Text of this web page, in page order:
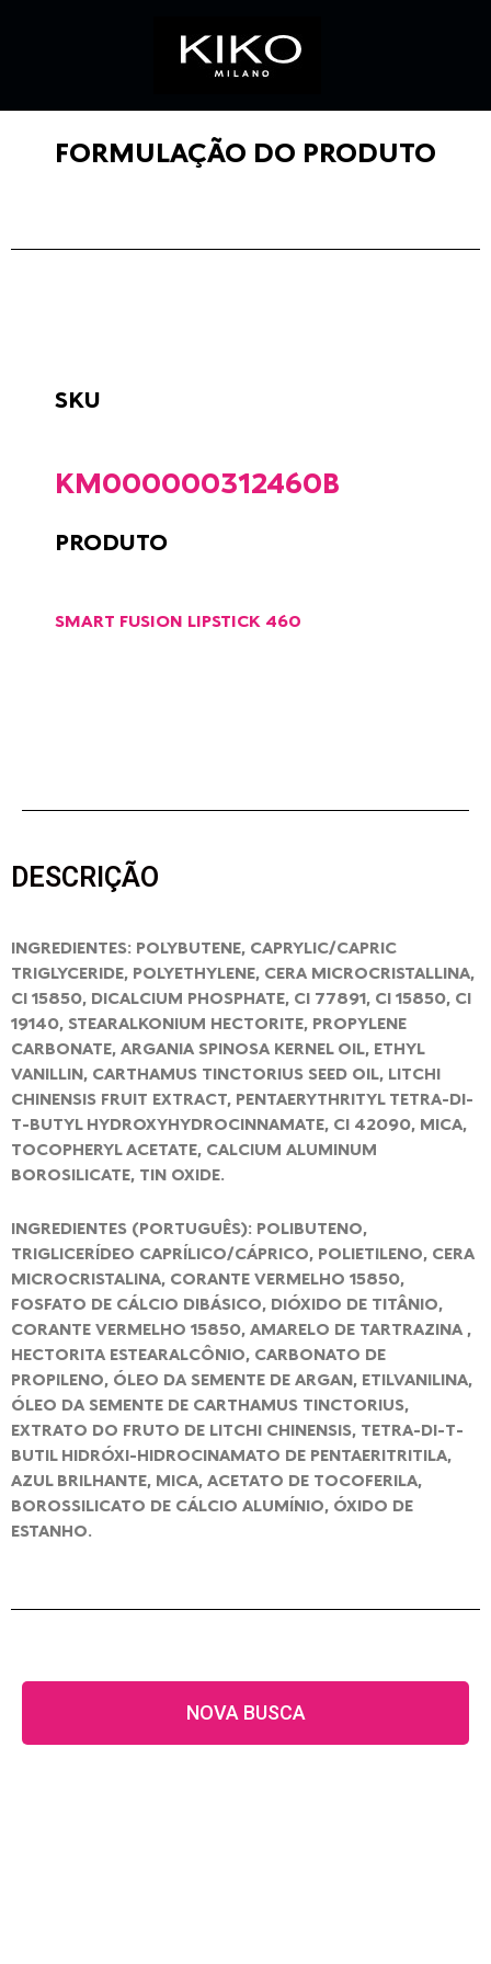
FORMULAÇÃO DO PRODUTO
SKU
KM000000312460B
PRODUTO
SMART FUSION LIPSTICK 460
DESCRIÇÃO
INGREDIENTES: POLYBUTENE, CAPRYLIC/CAPRIC
TRIGLYCERIDE, POLYETHYLENE, CERA MICROCRISTALLINA,
CI 15850, DICALCIUM PHOSPHATE, CI 77891, CI 15850, CI
19140, STEARALKONIUM HECTORITE, PROPYLENE
CARBONATE, ARGANIA SPINOSA KERNEL OIL, ETHYL
VANILLIN, CARTHAMUS TINCTORIUS SEED OIL, LITCHI
CHINENSIS FRUIT EXTRACT, PENTAERYTHRITYL TETRA-DI-
T-BUTYL HYDROXYHYDROCINNAMATE, CI 42090, MICA,
TOCOPHERYL ACETATE, CALCIUM ALUMINUM
BOROSILICATE, TIN OXIDE.
INGREDIENTES (PORTUGUÊS): POLIBUTENO,
TRIGLICERÍDEO CAPRÍLICO/CÁPRICO, POLIETILENO, CERA
MICROCRISTALINA, CORANTE VERMELHO 15850,
FOSFATO DE CÁLCIO DIBÁSICO, DIÓXIDO DE TITÂNIO,
CORANTE VERMELHO 15850, AMARELO DE TARTRAZINA ,
HECTORITA ESTEARALCÔNIO, CARBONATO DE
PROPILENO, ÓLEO DA SEMENTE DE ARGAN, ETILVANILINA,
ÓLEO DA SEMENTE DE CARTHAMUS TINCTORIUS,
EXTRATO DO FRUTO DE LITCHI CHINENSIS, TETRA-DI-T-
BUTIL HIDRÓXI-HIDROCINAMATO DE PENTAERITRITILA,
AZUL BRILHANTE, MICA, ACETATO DE TOCOFERILA,
BOROSSILICATO DE CÁLCIO ALUMÍNIO, ÓXIDO DE
ESTANHO.
NOVA BUSCA